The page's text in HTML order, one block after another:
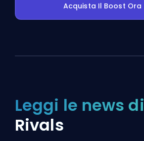
Acquista Il Boost Ora
Leggi le news di
Rivals